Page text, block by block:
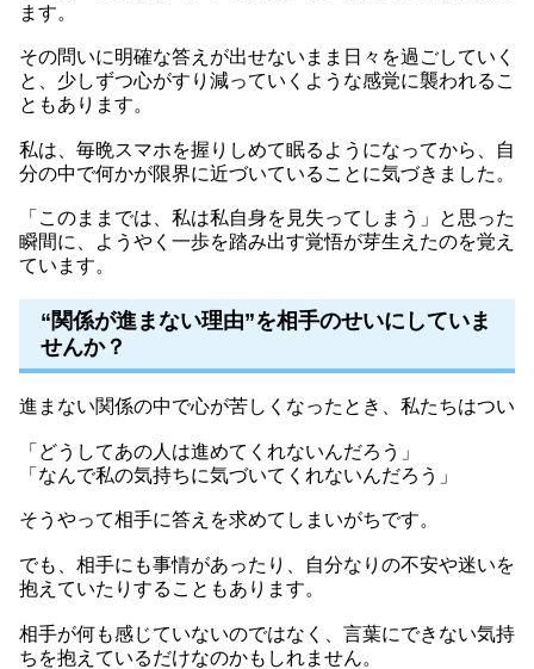
ます。
その問いに明確な答えが出せないまま日々を過ごしていく
と、少しずつ心がすり減っていくような感覚に襲われるこ
ともあります。
私は、毎晩スマホを握りしめて眠るようになってから、自
分の中で何かが限界に近づいていることに気づきました。
「このままでは、私は私自身を見失ってしまう」と思った
瞬間に、ようやく一歩を踏み出す覚悟が芽生えたのを覚え
ています。
“関係が進まない理由”を相手のせいにしていま
せんか？
進まない関係の中で心が苦しくなったとき、私たちはつい
「どうしてあの人は進めてくれないんだろう」
「なんで私の気持ちに気づいてくれないんだろう」
そうやって相手に答えを求めてしまいがちです。
でも、相手にも事情があったり、自分なりの不安や迷いを
抱えていたりすることもあります。
相手が何も感じていないのではなく、言葉にできない気持
ちを抱えているだけなのかもしれません。